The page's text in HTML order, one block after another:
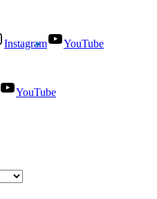
Instagram YouTube
YouTube